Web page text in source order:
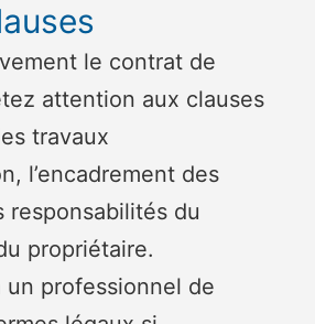
le contrat de
attention aux clauses
travaux
l’encadrement des
responsabilités du
propriétaire.
un professionnel de